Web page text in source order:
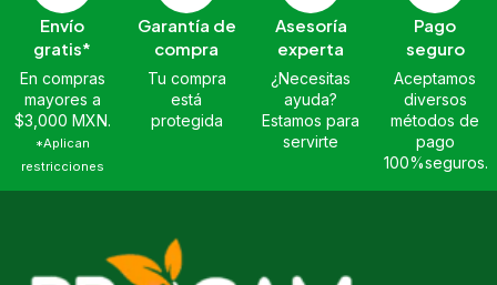
Envío
gratis*
En compras
mayores a
$3,000 MXN.
*Aplican
restricciones
Garantía de
compra
Tu compra
está
protegida
Asesoría
experta
¿Necesitas
ayuda?
Estamos para
servirte
Pago
seguro
Aceptamos
diversos
métodos de
pago
100%seguros.